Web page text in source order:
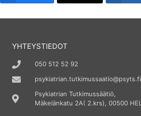
YHTEYSTIEDOT
050 512 52 92
psykiatrian.tutkimussaatio@psyts.fi
Psykiatrian Tutkimussäätiö,
Mäkelänkatu 2A( 2.krs), 00500